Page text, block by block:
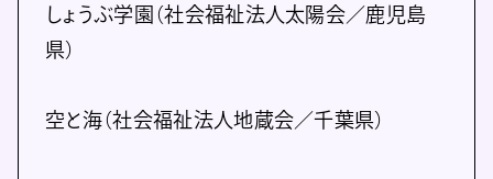
しょうぶ学園（社会福祉法人太陽会／鹿児島
県）
空と海（社会福祉法人地蔵会／千葉県）